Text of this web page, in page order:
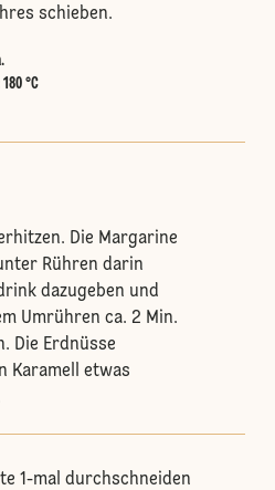
schieben.
180 °C
Die Margarine
Rühren darin
dazugeben und
Umrühren ca. 2 Min.
Die Erdnüsse
Karamell etwas
1-mal durchschneiden